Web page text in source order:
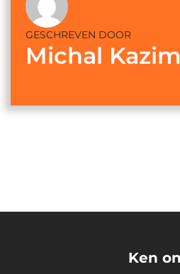
GESCHREVEN DOOR
Michal
Ken